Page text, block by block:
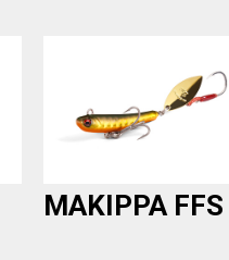
MAKIPPA FFS